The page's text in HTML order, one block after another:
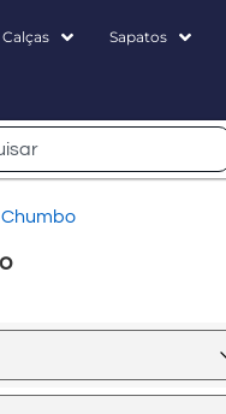
Calças Sapatos
Chumbo